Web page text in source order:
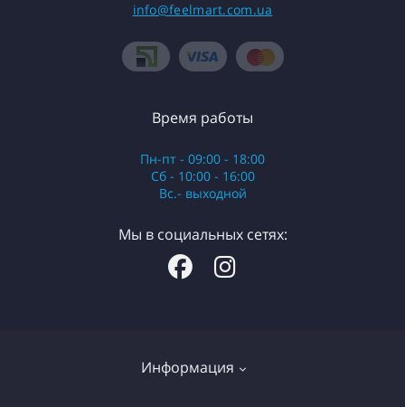
info@feelmart.com.ua
Информация
Время работы
Пн-пт - 09:00 - 18:00
Сб - 10:00 - 16:00
Вс.- выходной
Мы в социальных сетях: